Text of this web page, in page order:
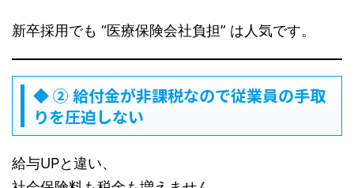
新卒採用でも “医療保険会社負担” は人気です。
◆ ② 給付金が非課税なので従業員の手取
りを圧迫しない
給与UPと違い、